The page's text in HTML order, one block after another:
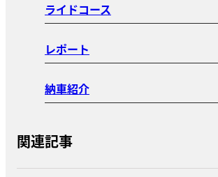
ライドコース
レポート
納車紹介
関連記事